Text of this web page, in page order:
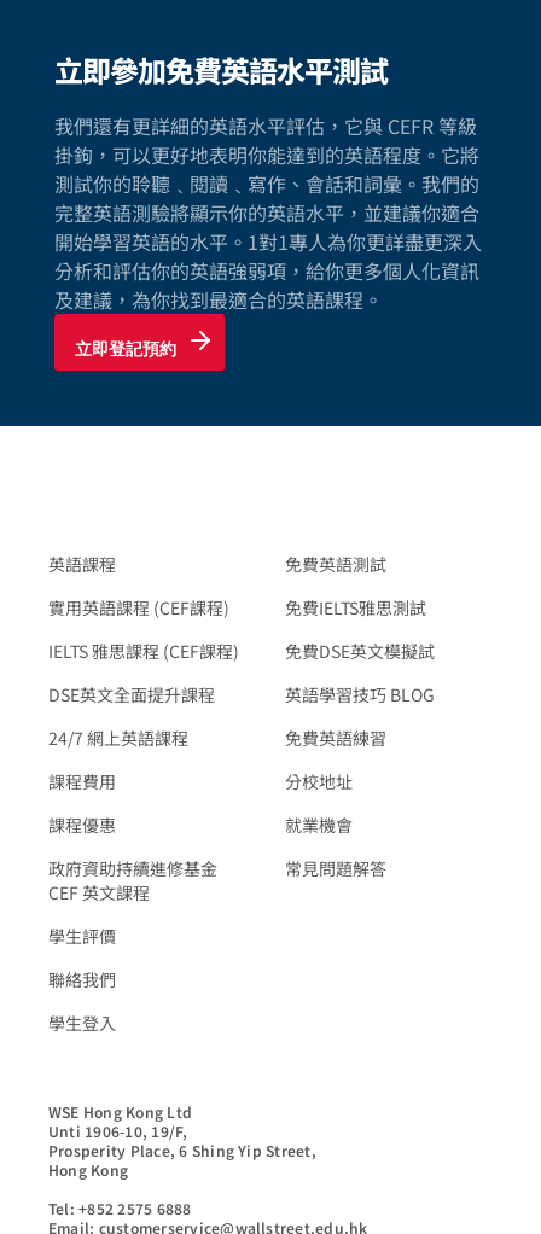
立即參加免費英語水平測試
我們還有更詳細的英語水平評估，它與 CEFR 等級
掛鉤，可以更好地表明你能達到的英語程度。它將
測試你的聆聽﹑閱讀﹑寫作、會話和詞彙。我們的
完整英語測驗將顯示你的英語水平，並建議你適合
開始學習英語的水平。1對1專人為你更詳盡更深入
分析和評估你的英語強弱項，給你更多個人化資訊
及建議，為你找到最適合的英語課程。
立即登記預約
英語課程
實用英語課程 (CEF課程)
IELTS 雅思課程 (CEF課程)
DSE英文全面提升課程
24/7 網上英語課程
課程費用
課程優惠
政府資助持續進修基金
CEF 英文課程
學生評價
聯絡我們
學生登入
免費英語測試
免費IELTS雅思測試
免費DSE英文模擬試
英語學習技巧 BLOG
免費英語練習
分校地址
就業機會
常見問題解答
WSE Hong Kong Ltd
Unti 1906-10, 19/F,
Prosperity Place, 6 Shing Yip Street,
Hong Kong
Tel: +852 2575 6888
Email: customerservice@wallstreet.edu.hk